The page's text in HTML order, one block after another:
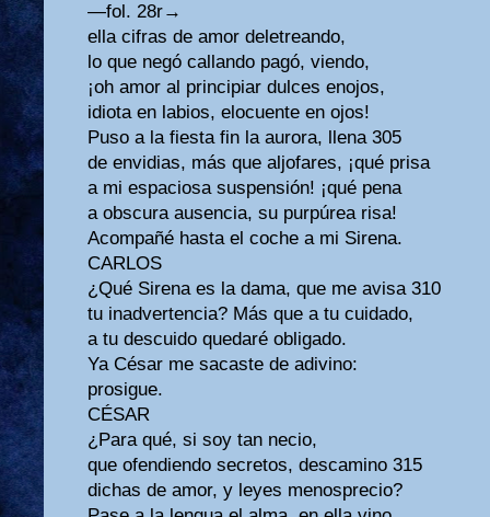
—fol. 28r→
ella cifras de amor deletreando,
lo que negó callando pagó, viendo,
¡oh amor al principiar dulces enojos,
idiota en labios, elocuente en ojos!
Puso a la fiesta fin la aurora, llena 305
de envidias, más que aljofares, ¡qué prisa
a mi espaciosa suspensión! ¡qué pena
a obscura ausencia, su purpúrea risa!
Acompañé hasta el coche a mi Sirena.
CARLOS
¿Qué Sirena es la dama, que me avisa 310
tu inadvertencia? Más que a tu cuidado,
a tu descuido quedaré obligado.
Ya César me sacaste de adivino:
prosigue.
CÉSAR
¿Para qué, si soy tan necio,
que ofendiendo secretos, descamino 315
dichas de amor, y leyes menosprecio?